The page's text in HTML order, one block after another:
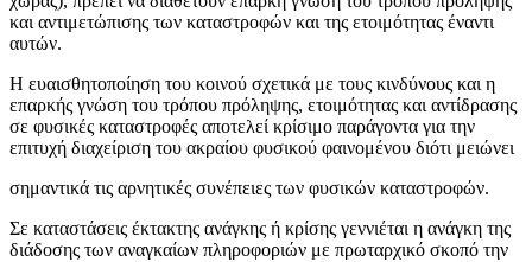
και αντιμετώπισης των καταστροφών και της ετοιμότητας έναντι
αυτών.
Η ευαισθητοποίηση του κοινού σχετικά με τους κινδύνους και η
επαρκής γνώση του τρόπου πρόληψης, ετοιμότητας και αντίδρασης
σε φυσικές καταστροφές αποτελεί κρίσιμο παράγοντα για την
επιτυχή διαχείριση του ακραίου φυσικού φαινομένου διότι μειώνει
σημαντικά τις αρνητικές συνέπειες των φυσικών καταστροφών.
Σε καταστάσεις έκτακτης ανάγκης ή κρίσης γεννιέται η ανάγκη της
διάδοσης των αναγκαίων πληροφοριών με πρωταρχικό σκοπό την